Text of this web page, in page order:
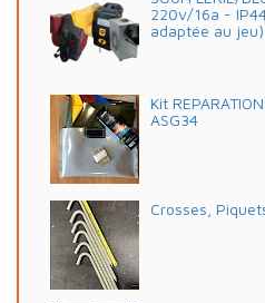
220v/16a -
adaptée au jeu)
Kit
ASG34
Crosses,